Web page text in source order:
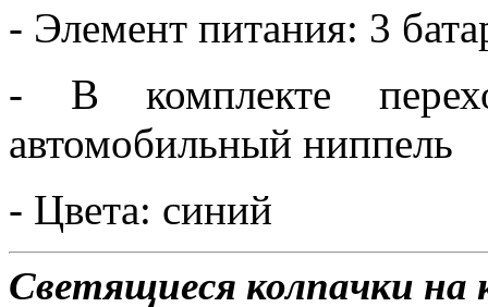
- Элемент питания: 3
- В комплекте
автомобильный ниппель
- Цвета: синий
Светящиеся колпачки на